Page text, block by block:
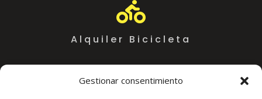
Gestionar consentimiento

Alquiler Bicicleta